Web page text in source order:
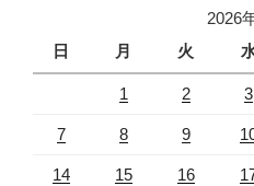
2026
日
月 火
1 2 3
7 8 9
14 15 16